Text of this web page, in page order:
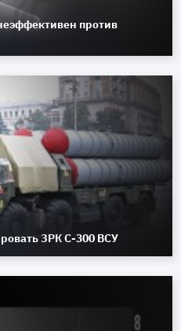
против
ЗРК С-300 ВСУ